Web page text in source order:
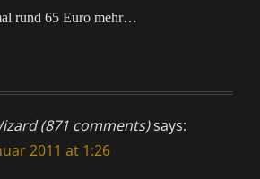
rund 65 Euro mehr…
(871 comments)says:
2011 at 1:26